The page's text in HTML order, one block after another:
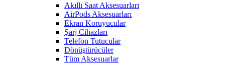
Akıllı Saat Aksesuarları
AirPods Aksesuarları
Ekran Koruyucular
Şarj Cihazları
Telefon Tutucular
Dönüştürücüler
Tüm Aksesuarlar